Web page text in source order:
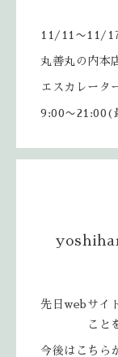
11/11〜11/
丸善丸の内本
エスカレータ
9:00〜21:00(
先日webサイ
こと
今後はこちら